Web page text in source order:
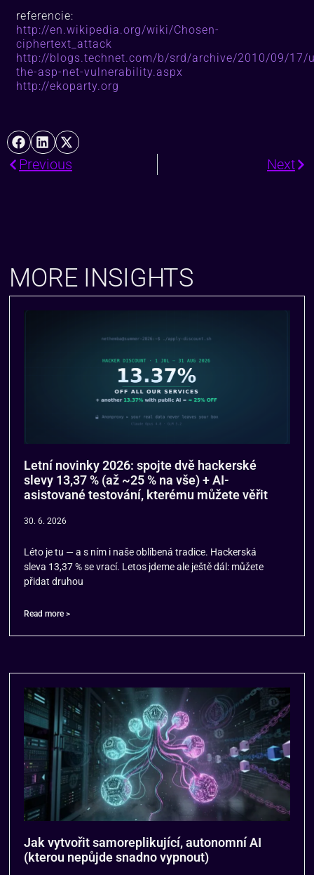
referencie:
http://en.wikipedia.org/wiki/Chosen-
ciphertext_attack
http://blogs.technet.com/b/srd/archive/2010/09/17/
the-asp-net-vulnerability.aspx
http://ekoparty.org
Previous Next
MORE INSIGHTS
Letní novinky 2026: spojte dvě hackerské
slevy 13,37 % (až ~25 % na vše) + AI-
asistované testování, kterému můžete věřit
30. 6. 2026
Léto je tu — a s ním i naše oblíbená tradice. Hackerská
sleva 13,37 % se vrací. Letos jdeme ale ještě dál: můžete
přidat druhou
Read more >
Jak vytvořit samoreplikující, autonomní AI
(kterou nepůjde snadno vypnout)